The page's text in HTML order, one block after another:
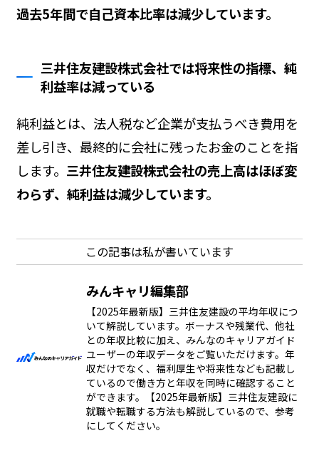
過去5年間で自己資本比率は減少しています。
三井住友建設株式会社では将来性の指標、純
利益率は減っている
純利益とは、法人税など企業が支払うべき費用を
差し引き、最終的に会社に残ったお金のことを指
します。 三井住友建設株式会社の売上高はほぼ変
わらず、純利益は減少しています。
この記事は私が書いています
みんキャリ編集部
【2025年最新版】三井住友建設の平均年収につ
いて解説しています。ボーナスや残業代、他社
との年収比較に加え、みんなのキャリアガイド
ユーザーの年収データをご覧いただけます。年
収だけでなく、福利厚生や将来性なども記載し
ているので働き方と年収を同時に確認すること
ができます。【2025年最新版】三井住友建設に
就職や転職する方法も解説しているので、参考
にしてください。